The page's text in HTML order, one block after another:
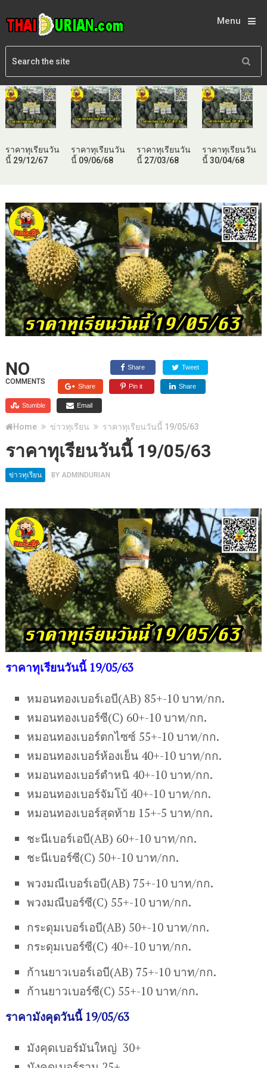
Menu
ราคาทุเรียนวัน
นี้ 29/12/67
ราคาทุเรียนวัน
นี้ 09/06/68
ราคาทุเรียนวัน
นี้ 27/03/68
ราคาทุเรียนวัน
นี้ 30/04/68
NO
COMMENTS
Share Tweet
Share Pin it Share
Stumble Email
Home ข่าวทุเรียน ราคาทุเรียนวันนี้ 19/05/63
ราคาทุเรียนวันนี้ 19/05/63
ข่าวทุเรียน BY ADMINDURIAN
ราคาทุเรียนวันนี้ 19/05/63
หมอนทองเบอร์เอบี(AB) 85+-10 บาท/กก.
หมอนทองเบอร์ซี(C) 60+-10 บาท/กก.
หมอนทองเบอร์ตกไซซ์ 55+-10 บาท/กก.
หมอนทองเบอร์ห้องเย็น 40+-10 บาท/กก.
หมอนทองเบอร์ตำหนิ 40+-10 บาท/กก.
หมอนทองเบอร์จัมโบ้ 40+-10 บาท/กก.
หมอนทองเบอร์สุดท้าย 15+-5 บาท/กก.
ชะนีเบอร์เอบี(AB) 60+-10 บาท/กก.
ชะนีเบอร์ซี(C) 50+-10 บาท/กก.
พวงมณีเบอร์เอบี(AB) 75+-10 บาท/กก.
พวงมณีบอร์ซี(C) 55+-10 บาท/กก.
กระดุมเบอร์เอบี(AB) 50+-10 บาท/กก.
กระดุมเบอร์ซี(C) 40+-10 บาท/กก.
ก้านยาวเบอร์เอบี(AB) 75+-10 บาท/กก.
ก้านยาวเบอร์ซี(C) 55+-10 บาท/กก.
ราคามังคุดวันนี้ 19/05/63
มังคุดเบอร์มันใหญ่ 30+